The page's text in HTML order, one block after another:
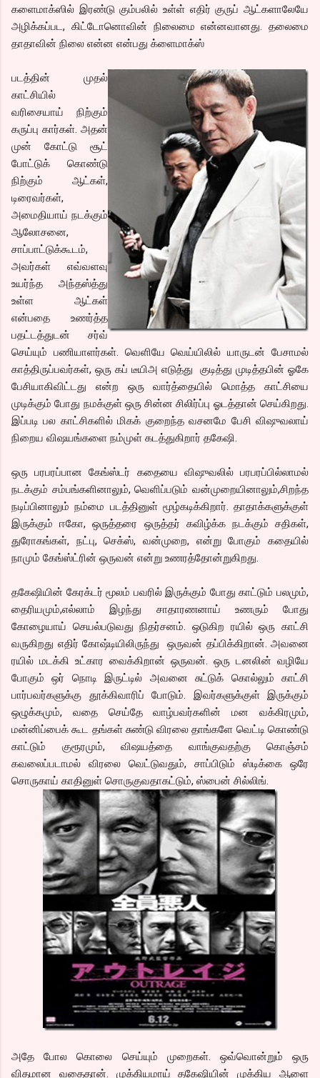
களைமாக்ஸில் இரண்டு கும்பலில் உள்ள் எதிர் குருப் ஆட்களாலேயே
அழிக்கப்பட, கிட்டோனொவின் நிலைமை என்னவானது. தலைமை
தாதாவின் நிலை என்ன என்பது க்ளைமாக்ஸ்
படத்தின் முதல்
காட்சியில்
வரிசையாய் நிற்கும்
கருப்பு கார்கள். அதன்
முன் கோட்டு சூட்
போட்டுக் கொண்டு
நிற்கும் ஆட்கள்,
டிரைவர்கள்,
அமைதியாய் நடக்கும்
ஆலோசனை,
சாப்பாட்டுக்கூடம்,
அவர்கள் எவ்வளவு
உயர்ந்த அந்தஸ்த்து
உள்ள ஆட்கள்
என்பதை உணர்த்த
பதட்டத்துடன் சர்வ்
செய்யும் பணியாளர்கள். வெளியே வெய்யிலில் யாருடன் பேசாமல்
காத்திருப்பவர்கள், ஒரு கப் டீயிஅ எடுத்து குடித்து முடித்தபின் ஓகே
பேசியாகிவிட்டது என்ற ஒரு வார்த்தையில் மொத்த காட்சியை
முடிக்கும் போது நமக்குள் ஒரு சின்ன சிலிர்ப்பு ஓடத்தான் செய்கிறது.
இப்படி பல காட்சிகளில் மிகக் குறைந்த வசனமே பேசி விஷுவலாய்
நிறைய விஷயங்களை நம்முள் கடத்துகிறார் தகேஷி.
ஒரு பரபரப்பான கேங்ஸ்டர் கதையை விஷுவலில் பரபரப்பில்லாமல்
நடக்கும் சம்பங்களினாலும், வெளிப்படும் வன்முறையினாலும்,சிறந்த
நடிப்பினாலும் நம்மை படத்தினுள் மூழ்கடிக்கிறார். தாதாக்களுக்குள்
இருக்கும் ஈகோ, ஒருத்தரை ஒருத்தர் கவிழ்க்க நடக்கும் சதிகள்,
துரோகங்கள், நட்பு, செக்ஸ், வன்முறை, என்று போகும் கதையில்
நாமும் கேங்ஸ்ட்ரின் ஒருவன் என்று உணரத்தோன்றுகிறது.
தகேஷியின் கேரக்டர் மூலம் பவரில் இருக்கும் போது காட்டும் பலமும்,
தைரியமும்,எல்லாம் இழந்து சாதாரணனாய் உணரும் போது
கோழையாய் செயல்படுவது நிதர்சனம். ஒடுகிற ரயில் ஒரு காட்சி
வருகிறது எதிர் கோஷ்டியிலிருந்து ஒருவன் தப்பிக்கிறான். அவனை
ரயில் மடக்கி உட்கார வைக்கிறான் ஒருவன். ஒரு டனலின் வழியே
போகும் ஒர் நொடி இருட்டில் அவனை சுட்டுக் கொல்லும் காட்சி
பார்பவர்களுக்கு தூக்கிவாரிப் போடும். இவர்களுக்குள் இருக்கும்
ஒழுக்கமும், வதை செய்தே வாழ்பவர்களின் மன வக்கிரமும்,
மன்னிப்பைக் கூட தங்கள் சுண்டு விரலை தாங்களே வெட்டி கொண்டு
காட்டும் குரூரமும், விஷயத்தை வாங்குவதற்கு கொஞ்சம்
கவலைப்படாமல் விரலை வெட்டுவதும், சாப்பிடும் ஸ்டிக்கை ஒரே
சொருகாய் காதினுள் சொருகுவதாகட்டும், ஸ்பைன் சில்லிங்.
அதே போல கொலை செய்யும் முறைகள். ஒவ்வொன்றும் ஒரு
விதமான வதைதான். முக்கியமாய் தகேஷியின் முக்கிய ஆளை